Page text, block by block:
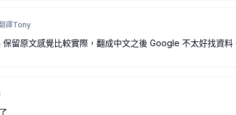
譯Tony
留原文感覺比較實際，翻成中文之後 Google 不太好找資料